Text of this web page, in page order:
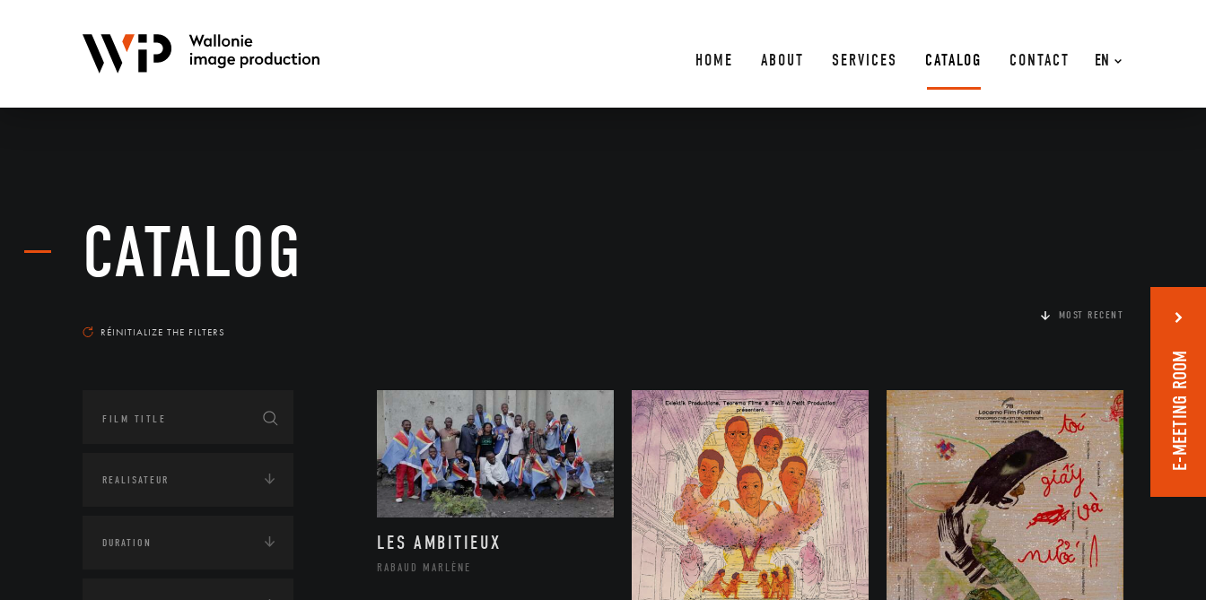
EN
HOME ABOUT SERVICES CATALOG CONTACT
CATALOG
RÉINITIALIZE THE FILTERS
MOST RECENT
LES AMBITIEUX
RABAUD MARLÈNE
E-MEETING ROOM